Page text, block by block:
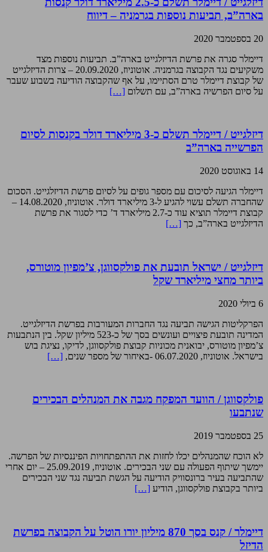
בארה”ב, תביעות נוספות בגרמניה – דיווח
20 בספטמבר 2020
דיימלר סגרה את פרשת הדיזלגייט בארה”ב. תביעות נוספות מצד
משקיעים נגד הקבוצה בגרמניה. אוטוניוז, 20.09.2020 – צרות הדיזלגייט
של קבוצת דיימלר טרם הסתיימו, על אף שהקבוצה הודיעה בשבוע שעבר
על סיום הפרשיה בארה”ב, עם תשלום […]
דיזלגייט / דיימלר תשלם כ-3 מיליארד דולר בקנסות לסיום
הפרשייה בארה”ב
14 באוגוסט 2020
דיימלר הגיעה לסיכום עם מספר גופים על לסיום פרשת הדיזלגייט. הסכום
שהחברה תשלם עשוי להגיע ל-3 מיליארד דולר. אוטוניוז, 14.08.2020 –
קבוצת דיימלר תוציא עוד כ-2.7 מיליארד ד’ כדי לסגור את פרשת
הדיזלגייט בארה”ב, כך […]
דיזלגייט / ישראל תובעת את פולקסווגן, צ’מפיון מוטורס,
ביותר מחצי מיליארד שקל
6 ביולי 2020
הפרקליטות הגישה תביעה נגד החברות המעורבות בפרשת הדיזלגייט.
המדינה תובעת פיצויים ועונשים בסך של כ-523 מיליון שקל. בין הנתבעות
צ’מפיון מוטורס, יבואנית מכוניות קבוצת פולקסווגן, לדיקו, נציגת בוש
בישראל. אוטוניוז, 06.07.2020 -באיחור של מספר שנים,
[…]
פולקסווגן / הוועד המפקח מגבה את המנהלים הבכירים
שנתבעו
25 בספטמבר 2019
לא הוכח שהמנהלים יכלו לחזות את ההתפתחויות הפיננסיות של הפרשה.
יימשך שיתוף הפעולה עם שני הבכירים. אוטוניוז, 25.09.2019 – יום אחרי
שהתביעה בעיר ברונסוויק הודיעה על הגשת תביעה נגד שני הבכירים
ביותר בקבוצת פולקסווגן, הודיע […]
דיימלר / קנס בסך 870 מיליון יורו הוטל על הקבוצה בפרשת
הדיזל